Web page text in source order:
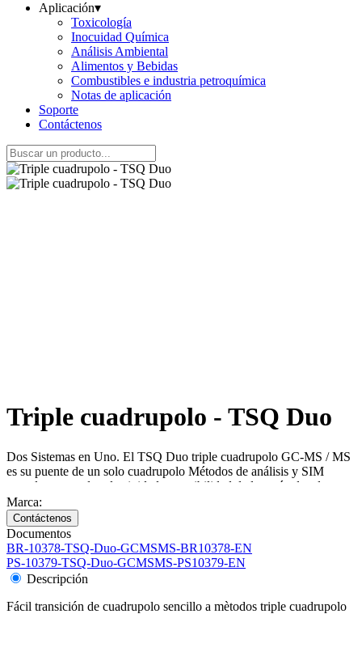
Aplicación▾
Toxicología
Inocuidad Química
Análisis Ambiental
Alimentos y Bebidas
Combustibles e industria petroquímica
Notas de aplicación
Soporte
Contáctenos
Triple cuadrupolo - TSQ Duo
Dos Sistemas en Uno. El TSQ Duo triple cuadrupolo GC-MS / MS
es su puente de un solo cuadrupolo Métodos de análisis y SIM
completa, para de selectividad y sensibilidad de los métodos de
SRM.
Marca:
Documentos
BR-10378-TSQ-Duo-GCMSMS-BR10378-EN
PS-10379-TSQ-Duo-GCMSMS-PS10379-EN
Descripción
Fácil transición de cuadrupolo sencillo a mètodos triple cuadrupolo